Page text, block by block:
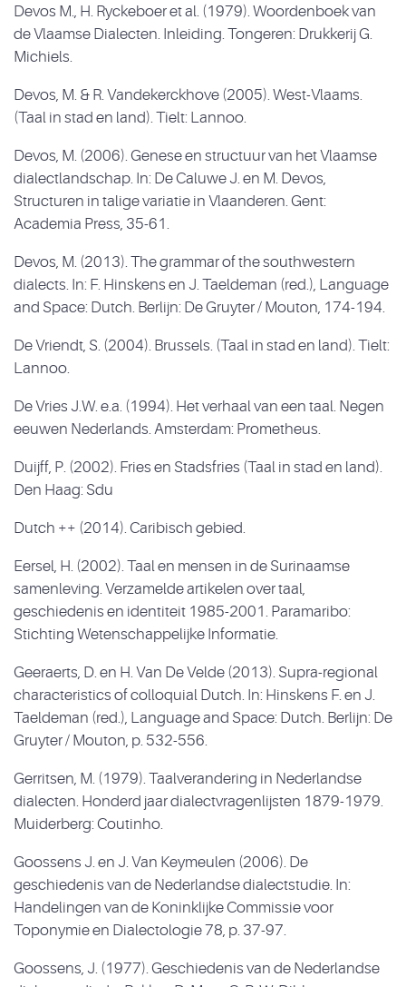
Devos M., H. Ryckeboer et al. (1979). Woordenboek van
de Vlaamse Dialecten. Inleiding. Tongeren: Drukkerij G.
Michiels.
Devos, M. & R. Vandekerckhove (2005). West-Vlaams.
(Taal in stad en land). Tielt: Lannoo.
Devos, M. (2006). Genese en structuur van het Vlaamse
dialectlandschap. In: De Caluwe J. en M. Devos,
Structuren in talige variatie in Vlaanderen. Gent:
Academia Press, 35-61.
Devos, M. (2013). The grammar of the southwestern
dialects. In: F. Hinskens en J. Taeldeman (red.), Language
and Space: Dutch. Berlijn: De Gruyter / Mouton, 174-194.
De Vriendt, S. (2004). Brussels. (Taal in stad en land). Tielt:
Lannoo.
De Vries J.W. e.a. (1994). Het verhaal van een taal. Negen
eeuwen Nederlands. Amsterdam: Prometheus.
Duijff, P. (2002). Fries en Stadsfries (Taal in stad en land).
Den Haag: Sdu
Dutch ++ (2014). Caribisch gebied.
Eersel, H. (2002). Taal en mensen in de Surinaamse
samenleving. Verzamelde artikelen over taal,
geschiedenis en identiteit 1985-2001. Paramaribo:
Stichting Wetenschappelijke Informatie.
Geeraerts, D. en H. Van De Velde (2013). Supra-regional
characteristics of colloquial Dutch. In: Hinskens F. en J.
Taeldeman (red.), Language and Space: Dutch. Berlijn: De
Gruyter / Mouton, p. 532-556.
Gerritsen, M. (1979). Taalverandering in Nederlandse
dialecten. Honderd jaar dialectvragenlijsten 1879-1979.
Muiderberg: Coutinho.
Goossens J. en J. Van Keymeulen (2006). De
geschiedenis van de Nederlandse dialectstudie. In:
Handelingen van de Koninklijke Commissie voor
Toponymie en Dialectologie 78, p. 37-97.
Goossens, J. (1977). Geschiedenis van de Nederlandse